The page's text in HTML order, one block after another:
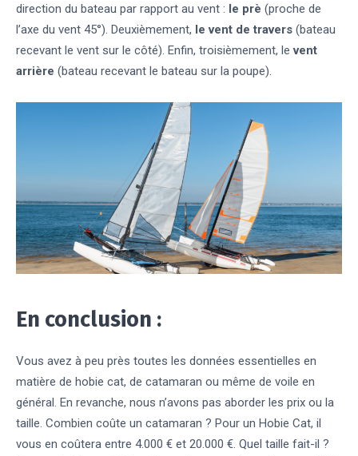
direction du bateau par rapport au vent : le prè (proche de
l’axe du vent 45°). Deuxièmement, le vent de travers (bateau
recevant le vent sur le côté). Enfin, troisièmement, levent
arrière (bateau recevant le bateau sur la poupe).
En conclusion :
Vous avez à peu près toutes les données essentielles en
matière de hobie cat, de catamaran ou même de voile en
général. En revanche, nous n’avons pas aborder les prix ou la
taille. Combien coûte un catamaran ? Pour un Hobie Cat, il
vous en coûtera entre 4.000 € et 20.000 €. Quel taille fait-il ?